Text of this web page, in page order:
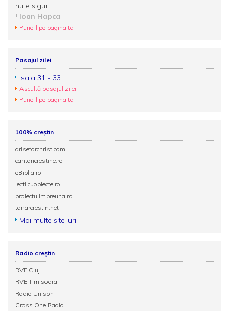
nu e sigur!
Ioan Hapca
Pune-l pe pagina ta
Pasajul zilei
Isaia 31 - 33
Ascultă pasajul zilei
Pune-l pe pagina ta
100% creștin
ariseforchrist.com
cantaricrestine.ro
eBiblia.ro
lectiicuobiecte.ro
proiectulimpreuna.ro
tanarcrestin.net
Mai multe site-uri
Radio creștin
RVE Cluj
RVE Timisoara
Radio Unison
Cross One Radio